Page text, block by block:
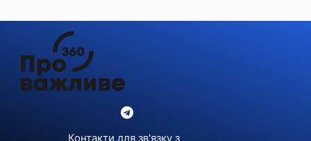
Контакти для зв'язку з